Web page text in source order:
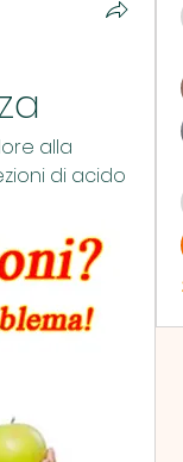
alla
di acido